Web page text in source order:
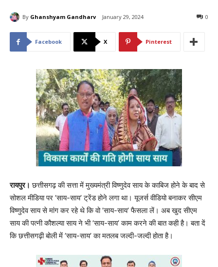
By Ghanshyam Gandharv January 29, 2024 0
Facebook X Pinterest
रायपुर। छत्तीसगढ़ की सत्ता में मुख्यमंत्री विष्णुदेव साय के काबिज होने के बाद से
सोशल मीडिया पर ’साय-साय’ ट्रेंड होने लगा था। यूजर्स वीडियो बनाकर सीएम
विष्णुदेव साय से मांग कर रहे थे कि वो ’साय-साय’ फैसला लें। अब खुद सीएम
साय की पत्नी कौशल्या साय ने भी ’साय-साय’ काम करने की बात कही है। बता दें
कि छत्तीसगढ़ी बोली में ’साय-साय’ का मतलब जल्दी-जल्दी होता है।